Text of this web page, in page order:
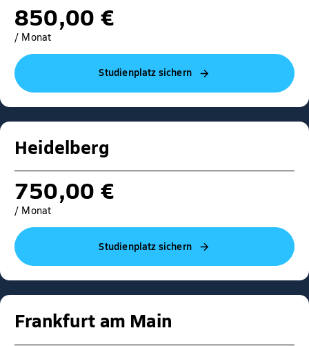
850,00 €
/ Monat
Studienplatz sichern
Heidelberg
750,00 €
/ Monat
Studienplatz sichern
Frankfurt am Main